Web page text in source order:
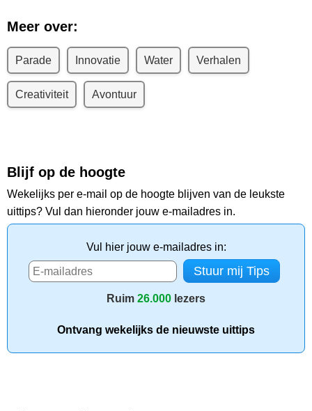
Meer over:
Parade Innovatie Water Verhalen
Creativiteit Avontuur
Blijf op de hoogte
Wekelijks per e-mail op de hoogte blijven van de leukste
uittips? Vul dan hieronder jouw e-mailadres in.
Vul hier jouw e-mailadres in:
Ruim 26.000 lezers
Ontvang wekelijks de nieuwste uittips